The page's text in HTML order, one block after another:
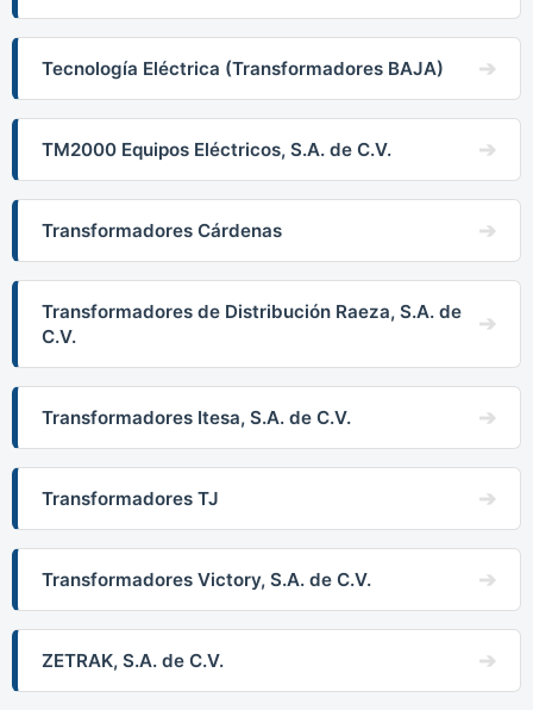
Tecnología Eléctrica (Transformadores BAJA)
TM2000 Equipos Eléctricos, S.A. de C.V.
Transformadores Cárdenas
Transformadores de Distribución Raeza, S.A. de
C.V.
Transformadores Itesa, S.A. de C.V.
Transformadores TJ
Transformadores Victory, S.A. de C.V.
ZETRAK, S.A. de C.V.